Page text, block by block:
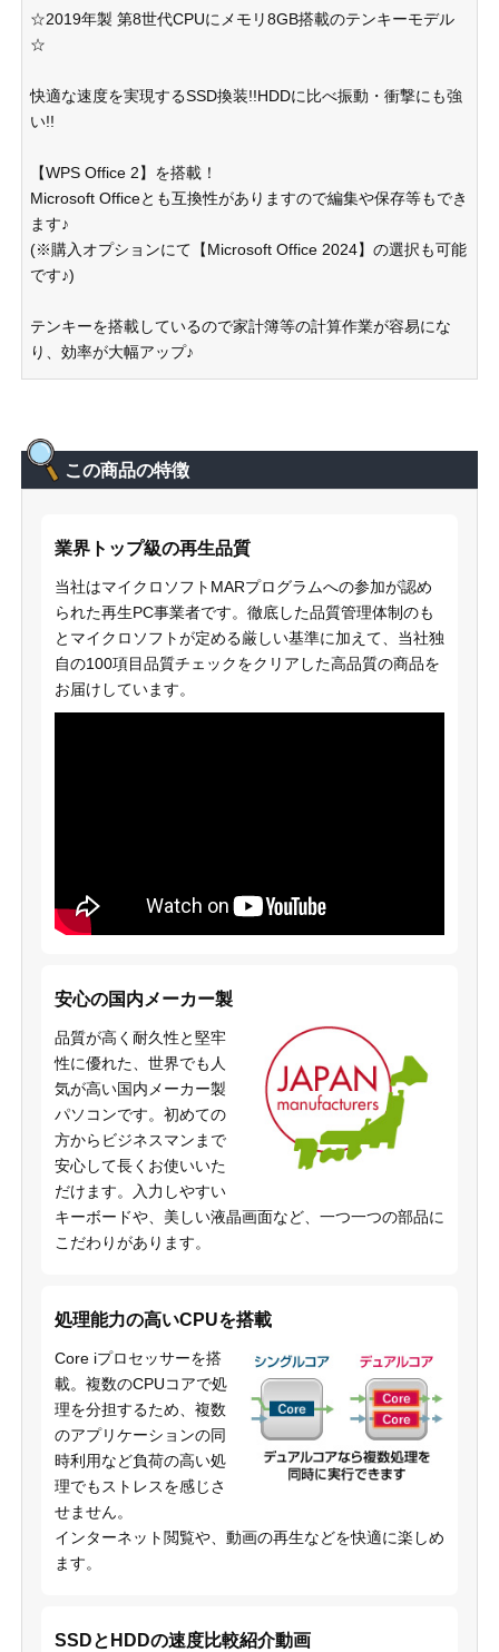
☆2019年製 第8世代CPUにメモリ8GB搭載のテンキーモデル
☆
快適な速度を実現するSSD換装!!HDDに比べ振動・衝撃にも強
い!!
【WPS Office 2】を搭載！
Microsoft Officeとも互換性がありますので編集や保存等もでき
ます♪
(※購入オプションにて【Microsoft Office 2024】の選択も可能
です♪)
テンキーを搭載しているので家計簿等の計算作業が容易にな
り、効率が大幅アップ♪
この商品の特徴
業界トップ級の再生品質
当社はマイクロソフトMARプログラムへの参加が認め
られた再生PC事業者です。徹底した品質管理体制のも
とマイクロソフトが定める厳しい基準に加えて、当社独
自の100項目品質チェックをクリアした高品質の商品を
お届けしています。
安心の国内メーカー製
品質が高く耐久性と堅牢
性に優れた、世界でも人
気が高い国内メーカー製
パソコンです。初めての
方からビジネスマンまで
安心して長くお使いいた
だけます。入力しやすい
キーボードや、美しい液晶画面など、一つ一つの部品に
こだわりがあります。
処理能力の高いCPUを搭載
Core iプロセッサーを搭
載。複数のCPUコアで処
理を分担するため、複数
のアプリケーションの同
時利用など負荷の高い処
理でもストレスを感じさ
せません。
インターネット閲覧や、動画の再生などを快適に楽しめ
ます。
SSDとHDDの速度比較紹介動画